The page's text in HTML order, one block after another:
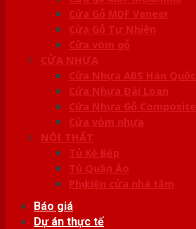
Cửa Gỗ MDF Veneer
Cửa Gỗ Tự Nhiên
Cửa vòm gỗ
CỬA NHỰA
Cửa Nhựa ABS Hàn Quốc
Cửa Nhựa Đài Loan
Cửa Nhựa Gỗ Composite
Cửa vòm nhựa
NỘI THẤT
Tủ Kệ Bếp
Tủ Quần Áo
Phụ kiện cửa nhà tắm
Báo giá
Dự án thực tế